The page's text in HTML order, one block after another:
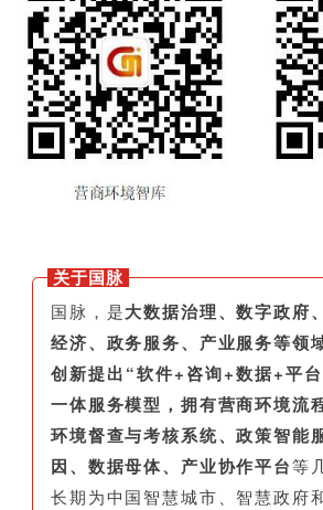
关于国脉
国脉，是大数据治理、数字政府
经济、政务服务、产业服务等领
创新提出“软件+咨询+数据+平
一体服务模型，拥有营商环境流
环境督查与考核系统、政策智能
因、数据母体、产业协作平台等
长期为中国智慧城市、智慧政府